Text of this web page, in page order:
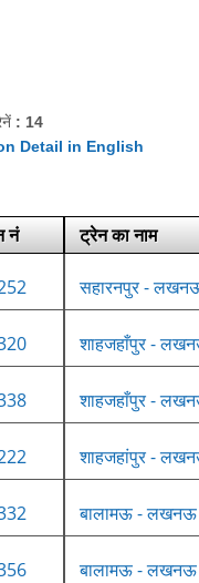
: 14
Detail in English
नं ट्रेन का नाम
सहारनपुर -
शाहजहाँपुर -
शाहजहाँपुर -
शाहजहांपुर -
बालामऊ -
बालामऊ - लखनऊ